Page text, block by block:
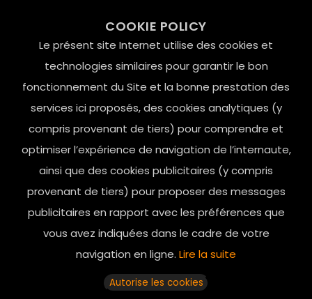
COOKIE POLICY
Le présent site Internet utilise des cookies et
technologies similaires pour garantir le bon
fonctionnement du Site et la bonne prestation des
services ici proposés, des cookies analytiques (y
compris provenant de tiers) pour comprendre et
optimiser l’expérience de navigation de l’internaute,
ainsi que des cookies publicitaires (y compris
provenant de tiers) pour proposer des messages
publicitaires en rapport avec les préférences que
vous avez indiquées dans le cadre de votre
navigation en ligne. Lire la suite
Autorise les cookies
Le Marais, 75004 Paris
contact@mesindesgalantes.com
01.42.72.42.51
Horaires d’ouverture: 11h - 19h30 Du lundi au dimanche